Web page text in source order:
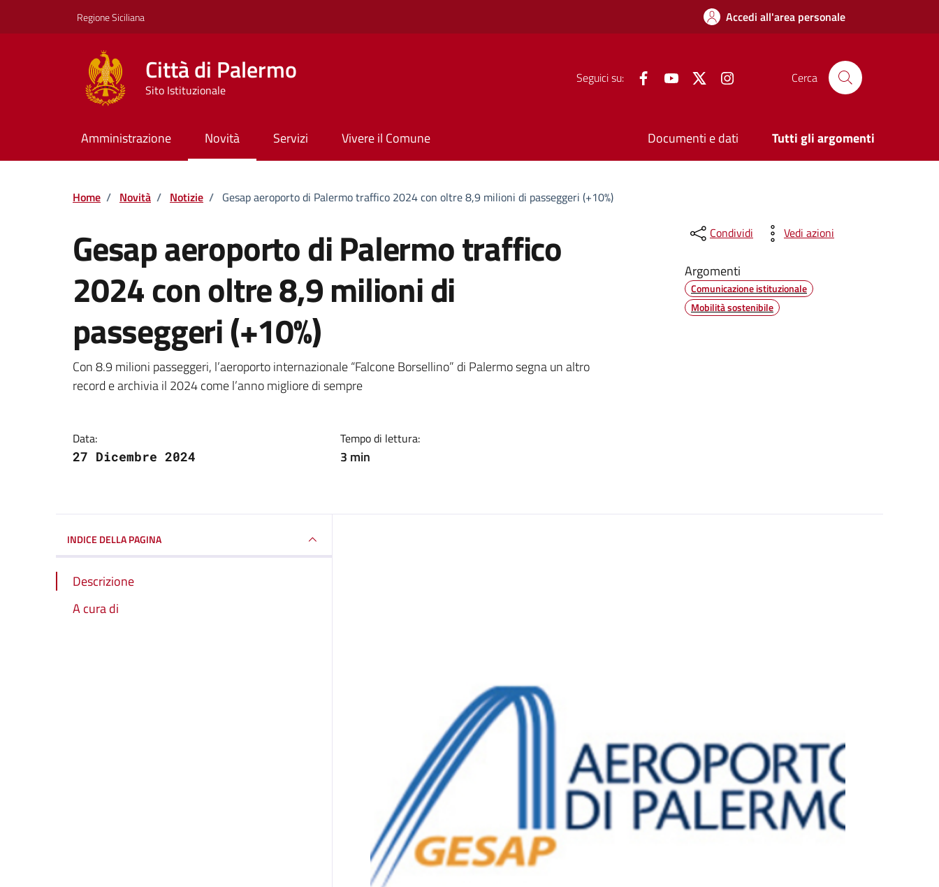
Regione Siciliana Accedi all'area personale
Città di Palermo
Sito Istituzionale
Seguici su: FacebookYouTube Twitter Cerca
Amministrazione Novità Servizi Vivere il Comune Documenti e dati Tutti gli argomenti
Home / Novità / Notizie / Gesap aeroporto di Palermo traffico 2024 con oltre 8,9 milioni di passeggeri (+10%)
Gesap aeroporto di Palermo traffico
2024 con oltre 8,9 milioni di
passeggeri (+10%)
Dettagli della notizia
Con 8.9 milioni passeggeri, l’aeroporto internazionale “Falcone Borsellino” di Palermo segna un altro
record e archivia il 2024 come l’anno migliore di sempre
Data:
27 Dicembre 2024
Tempo di lettura:
3 min
Condividi Vedi azioni
Argomenti
Comunicazione istituzionale
Mobilità sostenibile
INDICE DELLA PAGINA
Descrizione
A cura di